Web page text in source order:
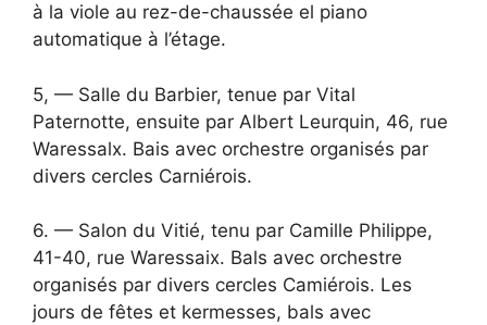
à la viole au rez-de-chaussée el piano
automatique à l’étage.
5, — Salle du Barbier, tenue par Vital
Paternotte, ensuite par Albert Leurquin, 46, rue
Waressalx. Bais avec orchestre organisés par
divers cercles Carniérois.
6. — Salon du Vitié, tenu par Camille Philippe,
41-40, rue Waressaix. Bals avec orchestre
organisés par divers cercles Camiérois. Les
jours de fêtes et kermesses, bals avec